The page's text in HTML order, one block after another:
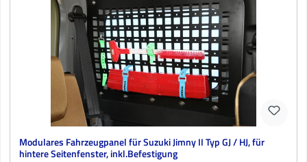
Modulares Fahrzeugpanel für Suzuki Jimny II Typ GJ / HJ, für
hintere Seitenfenster, inkl.Befestigung